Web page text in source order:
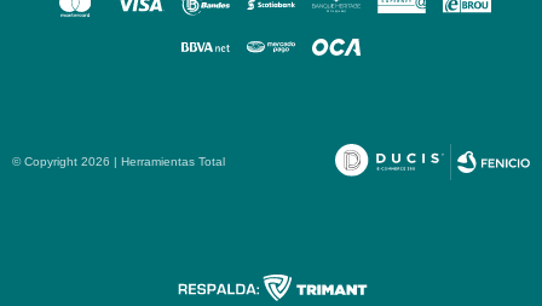
© Copyright 2026 | Herramientas Total